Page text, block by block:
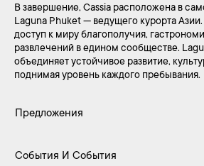
В завершение, Cassia расположена в
Laguna Phuket — ведущего курорта
доступ к миру благополучия,
развлечений в едином сообществе.
объединяет устойчивое развитие,
поднимая уровень каждого пребывания.
Предложения
События И События